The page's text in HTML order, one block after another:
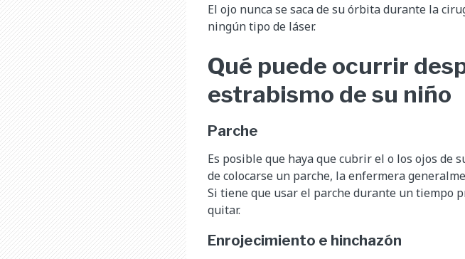
El ojo nunca se saca de su órbita durante la
ningún tipo de láser.
Qué puede ocurrir
estrabismo de su niño
Parche
Es posible que haya que cubrir el o los ojos de
de colocarse un parche, la enfermera
Si tiene que usar el parche durante un tiempo
quitar.
Enrojecimiento e hinchazón